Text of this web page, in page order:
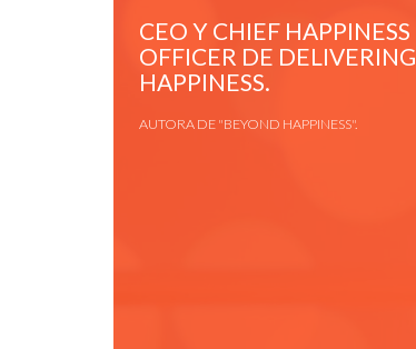
CEO Y CHIEF HAPPINESS
OFFICER DE DELIVERING
HAPPINESS.
AUTORA DE "BEYOND HAPPINESS".